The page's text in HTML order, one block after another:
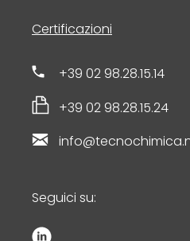
Certificazioni
+39 02 98.28.15.14
+39 02 98.28.15.24
Seguici su: